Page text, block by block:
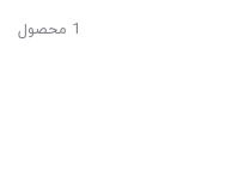
1 محصول